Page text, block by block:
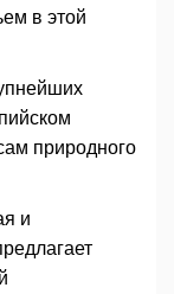
в этой
природного
и